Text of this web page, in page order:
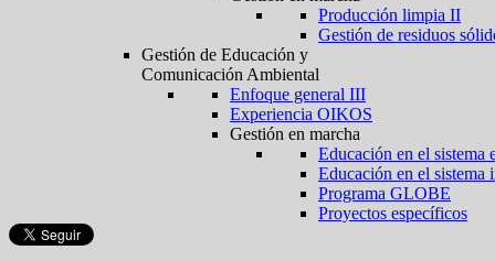
Producción limpia II
Gestión de residuos
Gestión de Educación y
Comunicación Ambiental
Enfoque general III
Experiencia OIKOS
Gestión en marcha
Educación en el sistema
Educación en el sistema
Programa GLOBE
Proyectos específicos